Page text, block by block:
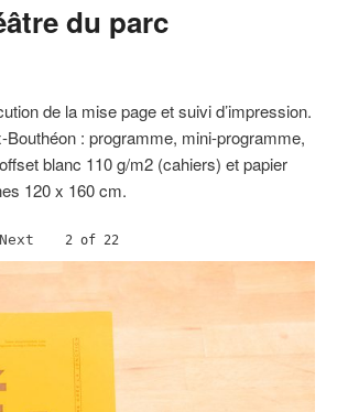
du parc
de la mise page et suivi d’impression.
Bouthéon : programme, mini-programme,
blanc 110 g/m2 (cahiers) et papier
120 x 160 cm.
Next 2 of 22